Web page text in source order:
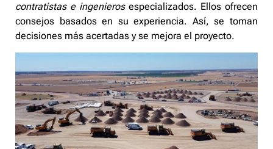
contratistas e ingenierosespecializados. Ellos ofrecen
consejos basados en su experiencia. Así, se toman
decisiones más acertadas y se mejora el proyecto.